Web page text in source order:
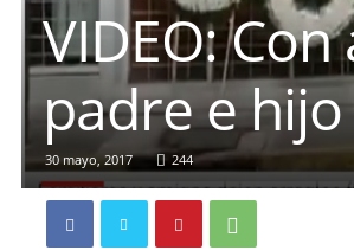
VIDEO:
padre e
30 mayo, 2017 244